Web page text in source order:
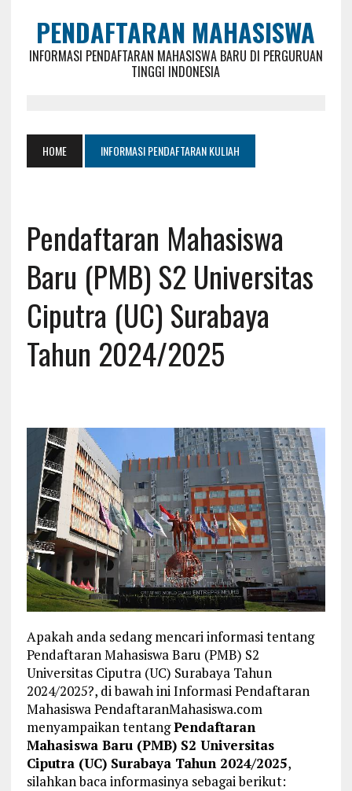
PENDAFTARAN MAHASISWA
INFORMASI PENDAFTARAN MAHASISWA BARU DI PERGURUAN
TINGGI INDONESIA
HOME INFORMASI PENDAFTARAN KULIAH
Pendaftaran Mahasiswa
Baru (PMB) S2 Universitas
Ciputra (UC) Surabaya
Tahun 2024/2025
Apakah anda sedang mencari informasi tentang
Pendaftaran Mahasiswa Baru (PMB) S2
Universitas Ciputra (UC) Surabaya Tahun
2024/2025?, di bawah ini Informasi Pendaftaran
Mahasiswa PendaftaranMahasiswa.com
menyampaikan tentangPendaftaran
Mahasiswa Baru (PMB) S2 Universitas
Ciputra (UC) Surabaya Tahun 2024/2025,
silahkan baca informasinya sebagai berikut: